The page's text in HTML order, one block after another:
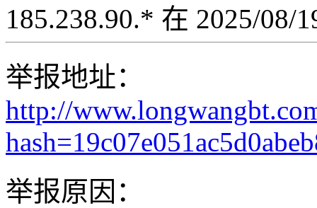
185.238.90.* 在 2025/08/
举报地址：
http://
举报原因：